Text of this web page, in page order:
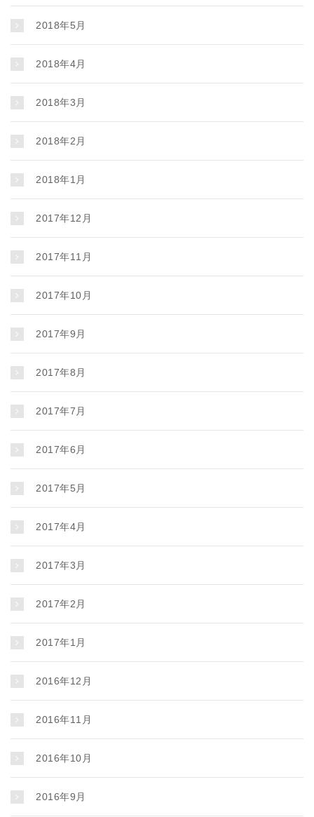
2018年5月
2018年4月
2018年3月
2018年2月
2018年1月
2017年12月
2017年11月
2017年10月
2017年9月
2017年8月
2017年7月
2017年6月
2017年5月
2017年4月
2017年3月
2017年2月
2017年1月
2016年12月
2016年11月
2016年10月
2016年9月